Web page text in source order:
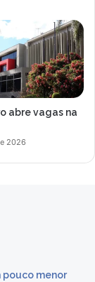
abre vagas na
2026
pouco menor